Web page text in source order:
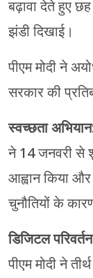
बढ़ावा देते हुए
झंडी दिखाई।
पीएम मोदी ने
सरकार की
स्वच्छता
ने 14 जनवरी से
आह्वान किया
चुनौतियों के
डिजिटल
पीएम मोदी ने